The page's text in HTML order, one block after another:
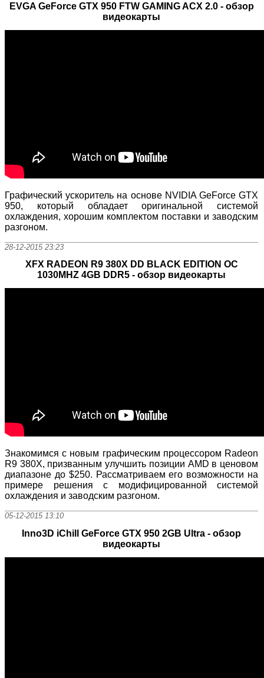
EVGA GeForce GTX 950 FTW GAMING ACX 2.0 - обзор
видеокарты
Графический ускоритель на основе NVIDIA GeForce GTX
950, который обладает оригинальной системой
охлаждения, хорошим комплектом поставки и заводским
разгоном.
28-12-2015 23:23
XFX RADEON R9 380X DD BLACK EDITION OC
1030MHZ 4GB DDR5 - обзор видеокарты
Знакомимся с новым графическим процессором Radeon
R9 380X, призванным улучшить позиции AMD в ценовом
диапазоне до $250. Рассматриваем его возможности на
примере решения с модифицированной системой
охлаждения и заводским разгоном.
05-12-2015 13:10
Inno3D iChill GeForce GTX 950 2GB Ultra - обзор
видеокарты